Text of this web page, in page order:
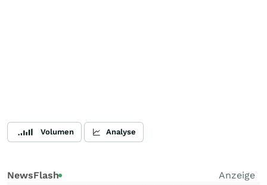
Volumen Analyse
NewsFlash
Anzeige